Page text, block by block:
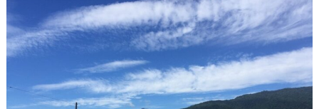
size.size.